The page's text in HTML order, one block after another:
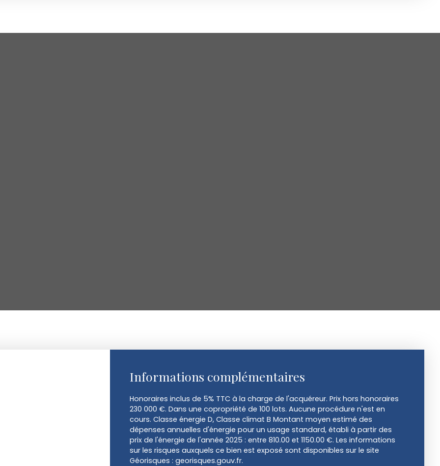
Informations complémentaires
Honoraires inclus de 5% TTC à la charge de l'acquéreur. Prix hors honoraires
230 000 €. Dans une copropriété de 100 lots. Aucune procédure n'est en
cours. Classe énergie D, Classe climat B Montant moyen estimé des
dépenses annuelles d'énergie pour un usage standard, établi à partir des
prix de l'énergie de l'année 2025 : entre 810.00 et 1150.00 €. Les informations
sur les risques auxquels ce bien est exposé sont disponibles sur le site
Géorisques : georisques.gouv.fr.